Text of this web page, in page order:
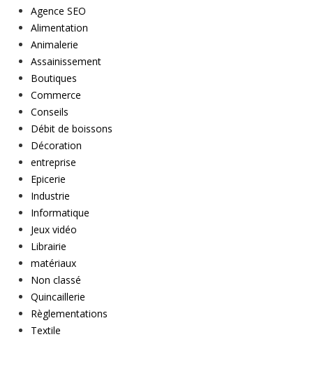
Agence SEO
Alimentation
Animalerie
Assainissement
Boutiques
Commerce
Conseils
Débit de boissons
Décoration
entreprise
Epicerie
Industrie
Informatique
Jeux vidéo
Librairie
matériaux
Non classé
Quincaillerie
Règlementations
Textile